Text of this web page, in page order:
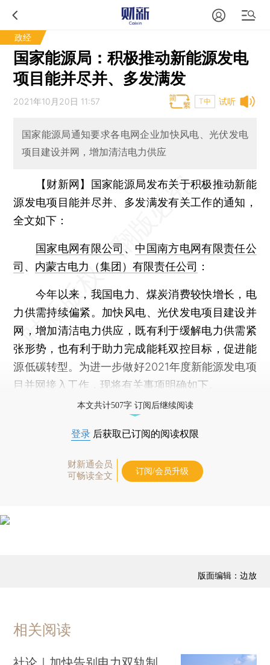
政经
国家能源局：积极推动新能源发电
项目能并尽并、多发满发
试听
2021年10月20日 11:57 T中
国家能源局通知要求各电网企业加快风电、光伏发电
项目建设并网，增加清洁电力供应
【财新网】
国家能源局发布关于积极推动新能
源发电项目能并尽并、多发满发有关工作的通知，
全文如下：
国家电网有限公司 、 中国南方电网有限责任公
司 、 内蒙古电力（集团）有限责任公司 ：
今年以来，我国电力、煤炭消费较快增长，电
力供需持续偏紧。加快风电、光伏发电项目建设并
网，增加清洁电力供应，既有利于缓解电力供需紧
张形势，也有利于助力完成能耗双控目标，促进能
源低碳转型。为进一步做好2021年度新能源发电项
目并网接入工作，现将有关事项明确如下。
本文共计507字 订阅后继续阅读
登录 后获取已订阅的阅读权限
财新通会员
可畅读全文
订阅/会员升级
版面编辑：边放
相关阅读